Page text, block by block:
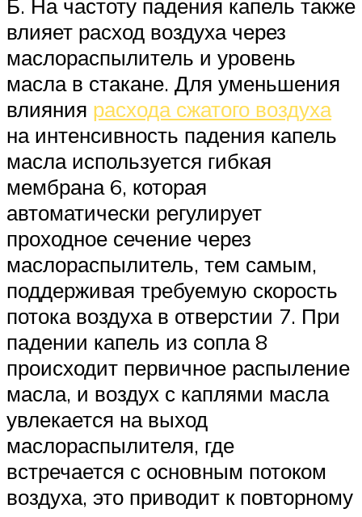
Б. На частоту падения капель также
влияет расход воздуха через
маслораспылитель и уровень
масла в стакане. Для уменьшения
влияния расхода сжатого воздуха
на интенсивность падения капель
масла используется гибкая
мембрана 6, которая
автоматически регулирует
проходное сечение через
маслораспылитель, тем самым,
поддерживая требуемую скорость
потока воздуха в отверстии 7. При
падении капель из сопла 8
происходит первичное распыление
масла, и воздух с каплями масла
увлекается на выход
маслораспылителя, где
встречается с основным потоком
воздуха, это приводит к повторному